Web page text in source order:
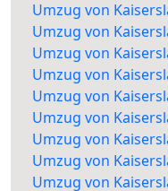
Umzug von
Umzug von
Umzug von
Umzug von
Umzug von
Umzug von
Umzug von
Umzug von
Umzug von